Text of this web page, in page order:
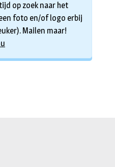
op zoek naar het
foto en/of logo erbij
Mailen maar!